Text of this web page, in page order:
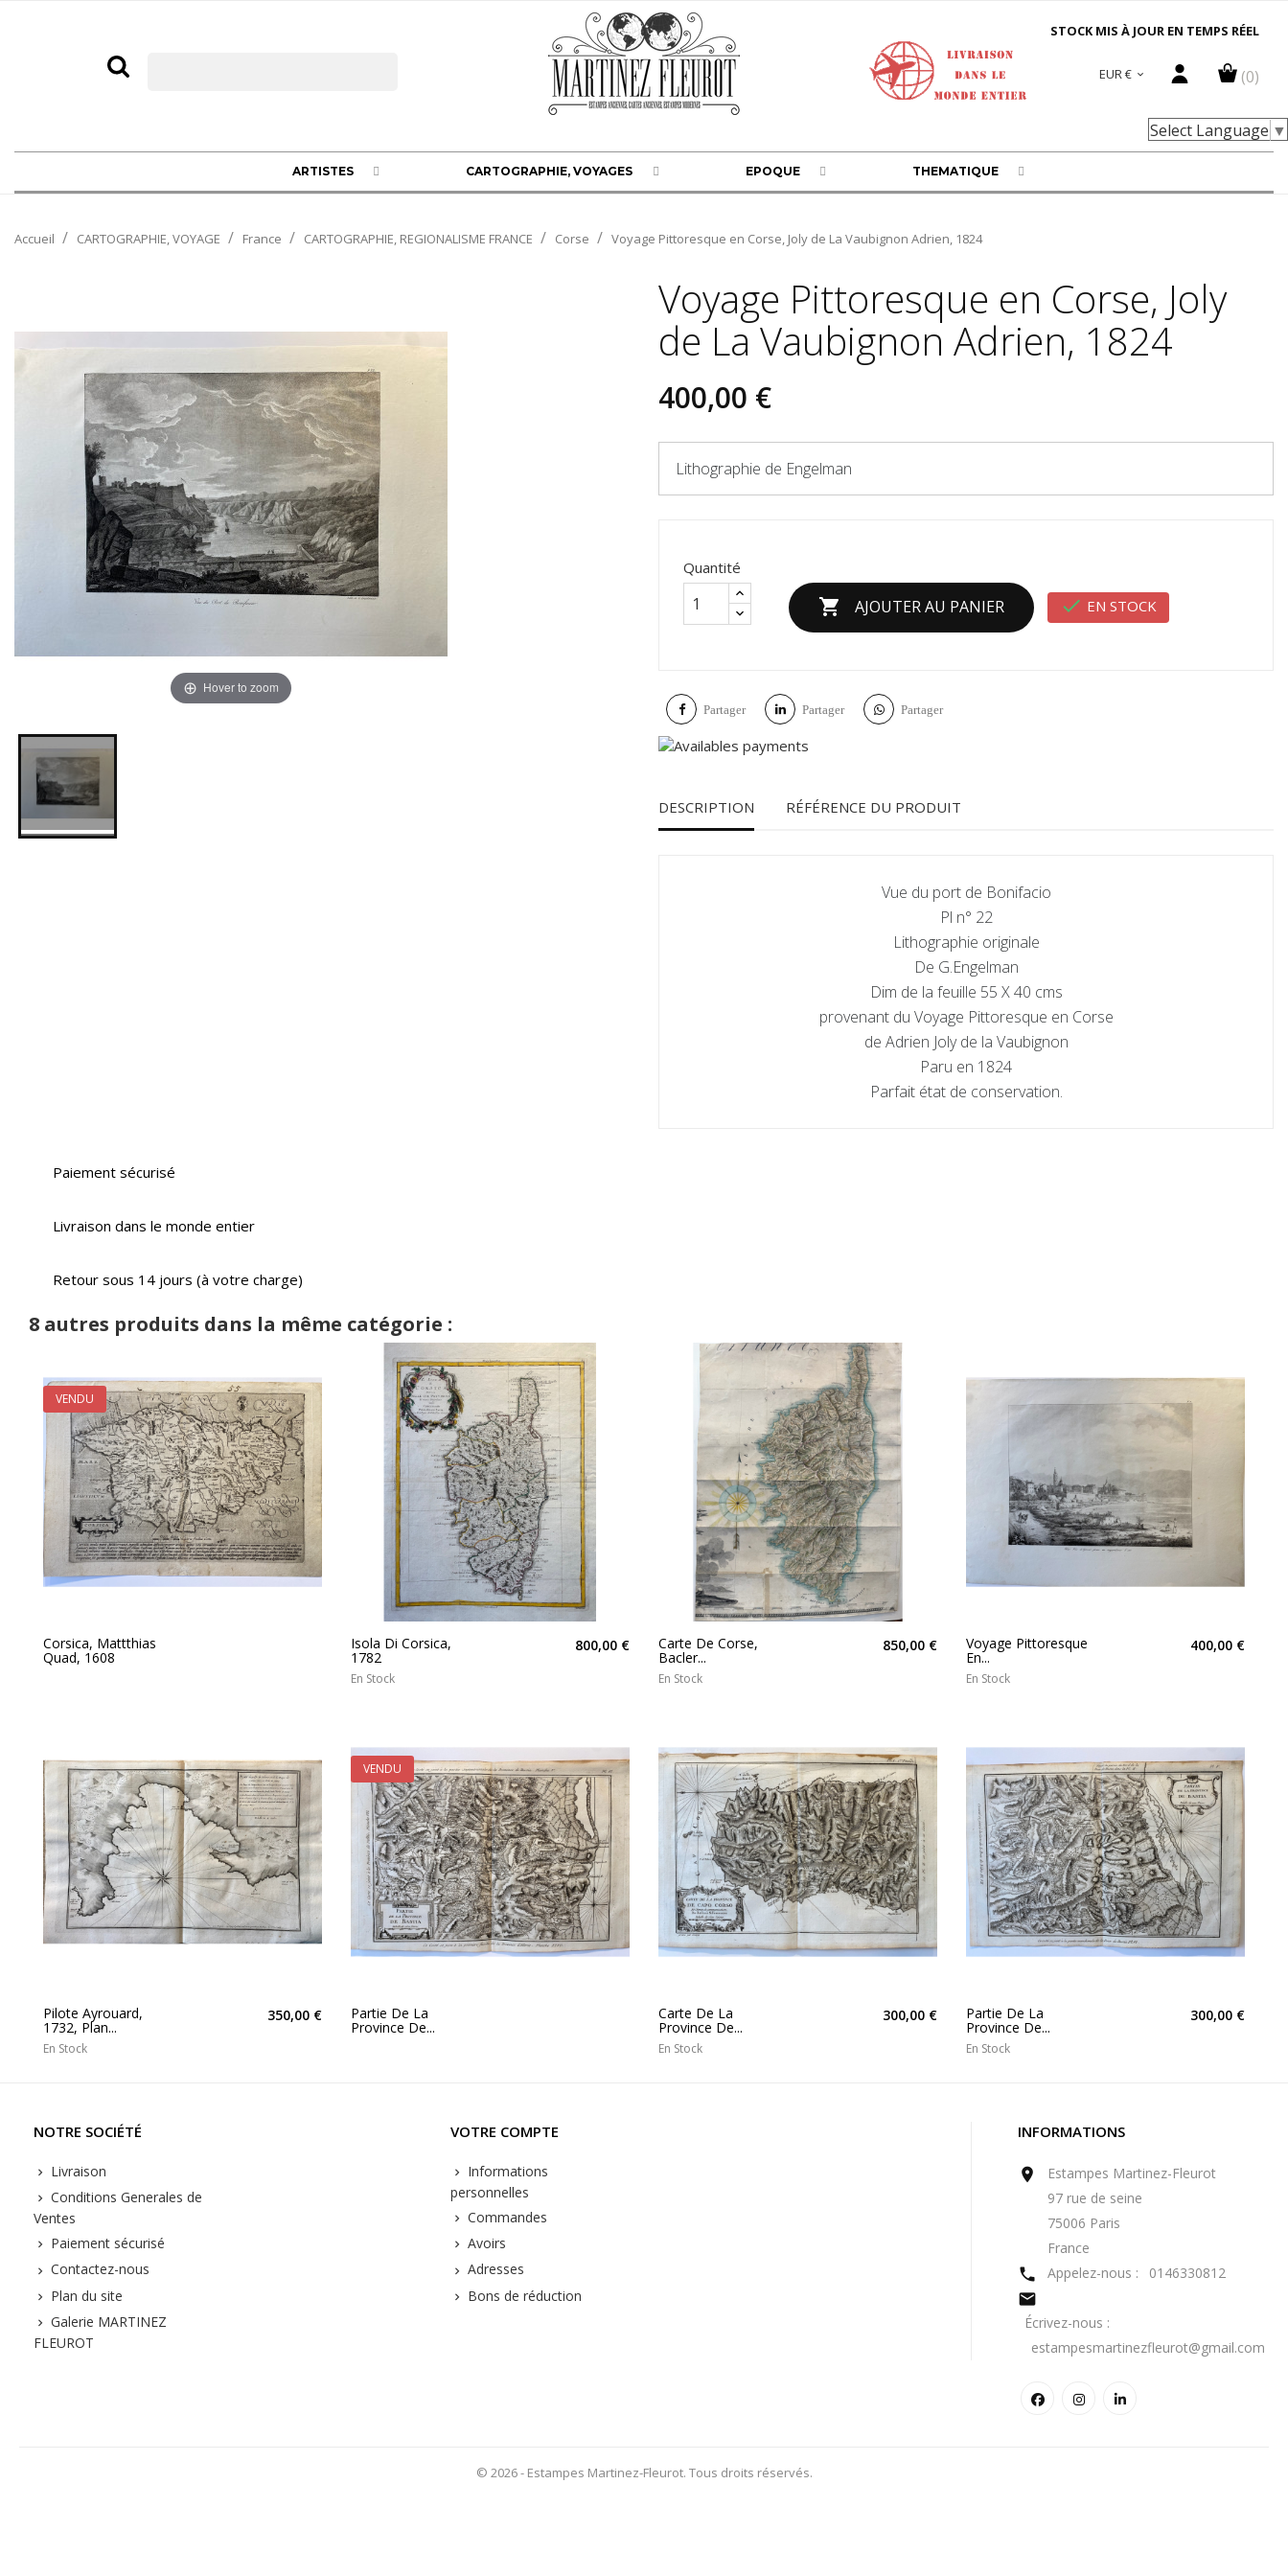
STOCK MIS À JOUR EN TEMPS RÉEL
(0)
EUR € 
Select Language ▼
ARTISTES CARTOGRAPHIE, VOYAGES EPOQUE THEMATIQUE
Accueil CARTOGRAPHIE, VOYAGE France CARTOGRAPHIE, REGIONALISME FRANCE Corse Voyage Pittoresque en Corse, Joly de La Vaubignon Adrien, 1824
Hover to zoom
Voyage Pittoresque en Corse, Joly
de La Vaubignon Adrien, 1824
400,00 €
Lithographie de Engelman
Quantité
 AJOUTER AU PANIER  EN STOCK
Partager Partager Partager
DESCRIPTION RÉFÉRENCE DU PRODUIT
Vue du port de Bonifacio
Pl n° 22
Lithographie originale
De G.Engelman
Dim de la feuille 55 X 40 cms
provenant du Voyage Pittoresque en Corse
de Adrien Joly de la Vaubignon
Paru en 1824
Parfait état de conservation.
Paiement sécurisé
Livraison dans le monde entier
Retour sous 14 jours (à votre charge)
8 autres produits dans la même catégorie :
Corsica, Mattthias
Quad, 1608
VENDU
Isola Di Corsica,
1782
800,00 €
En Stock
Carte De Corse,
Bacler...
850,00 €
En Stock
Voyage Pittoresque
En...
400,00 €
En Stock
Pilote Ayrouard,
1732, Plan...
350,00 €
En Stock
Partie De La
Province De...
VENDU
Carte De La
Province De...
300,00 €
En Stock
Partie De La
Province De...
300,00 €
En Stock
NOTRE SOCIÉTÉ
Livraison
Conditions Generales de
Ventes
Paiement sécurisé
Contactez-nous
Plan du site
Galerie MARTINEZ
FLEUROT
VOTRE COMPTE
Informations
personnelles
Commandes
Avoirs
Adresses
Bons de réduction
INFORMATIONS

Estampes Martinez-Fleurot
97 rue de seine
75006 Paris
France
 Appelez-nous : 0146330812

Écrivez-nous :
estampesmartinezfleurot@gmail.com
© 2026 - Estampes Martinez-Fleurot. Tous droits réservés.